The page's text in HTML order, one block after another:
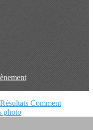
Résultats Comment
photo